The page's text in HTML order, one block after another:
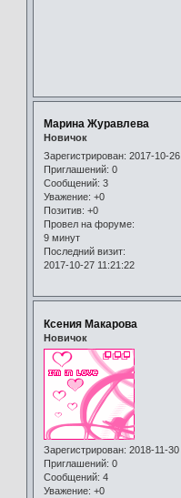
Марина Журавлева
Новичок
Зарегистрирован: 2017-10-26
Приглашений: 0
Сообщений: 3
Уважение: +0
Позитив: +0
Провел на форуме:
9 минут
Последний визит:
2017-10-27 11:21:22
Ксения Макарова
Новичок
Зарегистрирован: 2018-11-30
Приглашений: 0
Сообщений: 4
Уважение: +0